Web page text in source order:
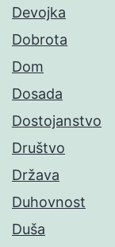
Devojka
Dobrota
Dom
Dosada
Dostojanstvo
Društvo
Država
Duhovnost
Duša